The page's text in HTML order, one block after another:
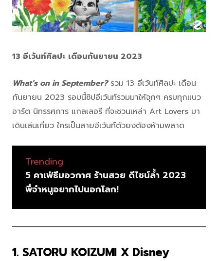
13 อีเว้นท์ศิลปะ เดือนกันยายน 2023
What’s on in September?รวม 13 อีเว้นท์ศิลปะ เดือน
กันยายน 2023 รอบนี้ซิปอีเว้นท์รวมมาให้จุกๆ ครบทุกแนว
อาร์ต นิทรรศการ แกลเลอรี ที่จะชวนเหล่า Art Lovers มา
เดินเล่นเที่ยว ใครเป็นสายอีเว้นท์ตัวยงต้องห้ามพลาด
Trending
5 คาเฟ่ธีมอวกาศ ร้านสวย ดีไซน์ล้ำ 2023
พี่จ๋าหนูอยากไปนอกโลก!
1. SATORU KOIZUMI X Disney